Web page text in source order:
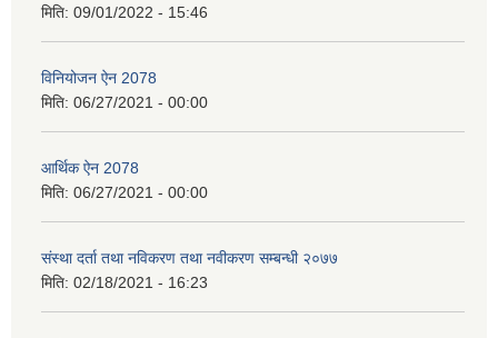
मिति: 09/01/2022 - 15:46
विनियोजन ऐन 2078
मिति: 06/27/2021 - 00:00
आर्थिक ऐन 2078
मिति: 06/27/2021 - 00:00
संस्था दर्ता तथा नविकरण तथा नवीकरण सम्बन्धी २०७७
मिति: 02/18/2021 - 16:23